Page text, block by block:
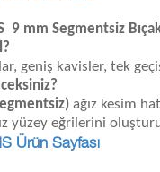
9 mm Segmentsiz
geniş kavisler, tek
ağız kesim
yüzey eğrilerini
Ürün Sayfası